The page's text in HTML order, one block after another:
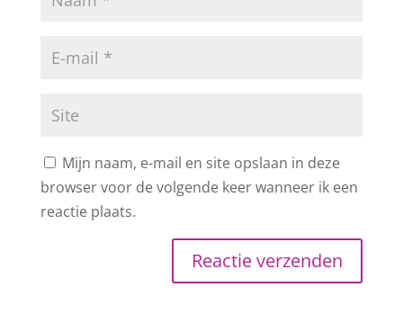
Mijn naam, e-mail en site opslaan in deze
browser voor de volgende keer wanneer ik een
reactie plaats.